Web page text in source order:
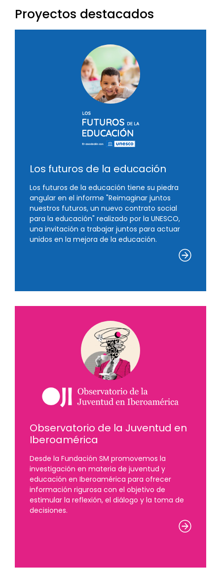
Proyectos destacados
Los futuros de la educación
Los futuros de la educación tiene su piedra
angular en el informe "Reimaginar juntos
nuestros futuros, un nuevo contrato social
para la educación" realizado por la UNESCO,
una invitación a trabajar juntos para actuar
unidos en la mejora de la educación.
Observatorio de la Juventud en
Iberoamérica
Desde la Fundación SM promovemos la
investigación en materia de juventud y
educación en Iberoamérica para ofrecer
información rigurosa con el objetivo de
estimular la reflexión, el diálogo y la toma de
decisiones.